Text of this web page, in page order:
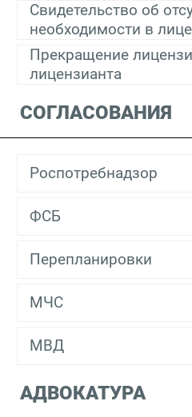
Свидетельство об
необходимости в
Прекращение
лицензианта
СОГЛАСОВАНИЯ
Роспотребнадзор
ФСБ
Перепланировки
МЧС
МВД
АДВОКАТУРА